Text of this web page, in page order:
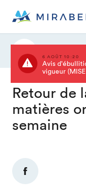
6 AOÛT 10:20
Avis
vigueur
Retour de
matières
semaine